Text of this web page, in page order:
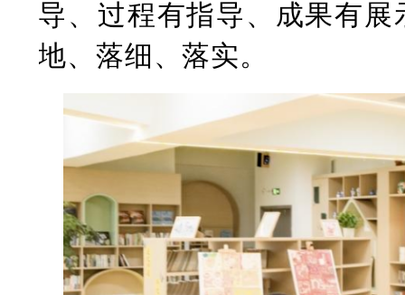
导、过程有指导、成果有
地、落细、落实。